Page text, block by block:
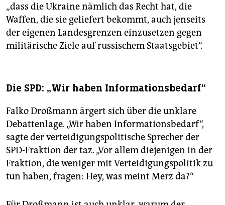
„dass die Ukraine nämlich das Recht hat, die
Waffen, die sie geliefert bekommt, auch jenseits
der eigenen Landesgrenzen einzusetzen gegen
militärische Ziele auf russischem Staatsgebiet“.
Die SPD: „Wir haben Informationsbedarf“
Falko Droßmann ärgert sich über die unklare
Debattenlage. „Wir haben Informationsbedarf“,
sagte der verteidigungspolitische Sprecher der
SPD-Fraktion der taz. „Vor allem diejenigen in der
Fraktion, die weniger mit Verteidigungspolitik zu
tun haben, fragen: Hey, was meint Merz da?“